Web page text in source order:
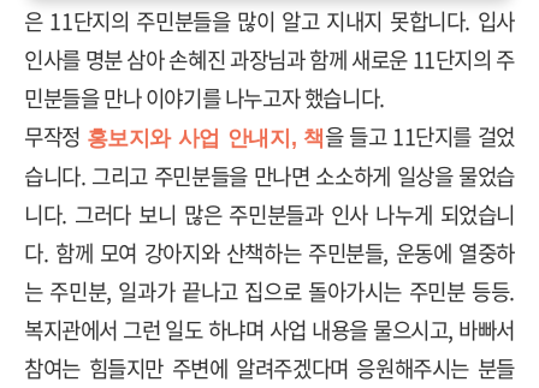
은 11단지의 주민분들을 많이 알고 지내지 못합니다. 입사
인사를 명분 삼아 손혜진 과장님과 함께 새로운11단지의 주
민분들을 만나 이야기를 나누고자 했습니다.
무작정 홍보지와 사업 안내지 , 책을 들고11단지를 걸었
습니다. 그리고 주민분들을 만나면 소소하게 일상을 물었습
니다. 그러다 보니 많은 주민분들과 인사 나누게 되었습니
다. 함께 모여 강아지와 산책하는 주민분들, 운동에 열중하
는 주민분, 일과가 끝나고 집으로 돌아가시는 주민분 등등.
복지관에서 그런 일도 하냐며 사업 내용을 물으시고, 바빠서
참여는 힘들지만 주변에 알려주겠다며 응원해주시는 분들